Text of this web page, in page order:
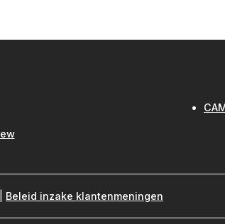
Beleid inzake klantenmeningen